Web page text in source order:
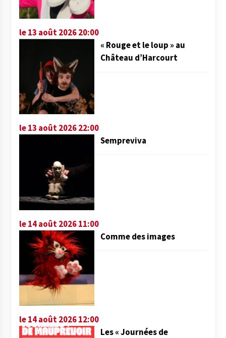
le 13 août 2026 20:00
« Rouge et le loup » au
Château d’Harcourt
le 13 août 2026 22:00
Sempreviva
le 14 août 2026 11:00
Comme des images
le 14 août 2026 12:00
Les « Journées de